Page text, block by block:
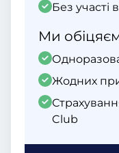
Без участі
Ми
Жодних
Club